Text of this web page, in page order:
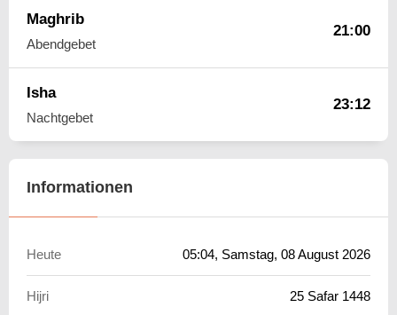
Maghrib
Abendgebet
21:00
Isha
Nachtgebet
23:12
Informationen
Heute 05:04, Samstag, 08 August 2026
Hijri 25 Safar 1448